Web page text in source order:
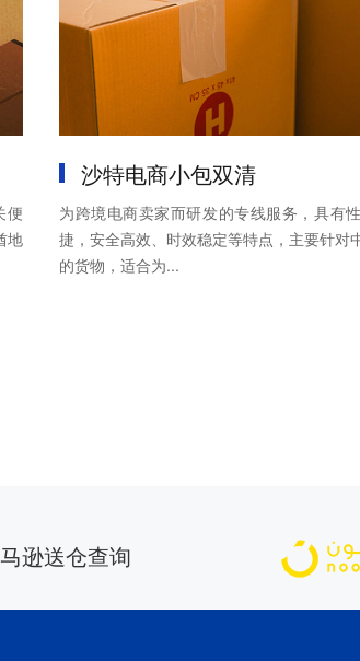
便
地
沙特电商小包双清
为跨境电商卖家而研发的专线服务，具有
捷，安全高效、时效稳定等特点，主要针对
的货物，适合为...
逊送仓查询